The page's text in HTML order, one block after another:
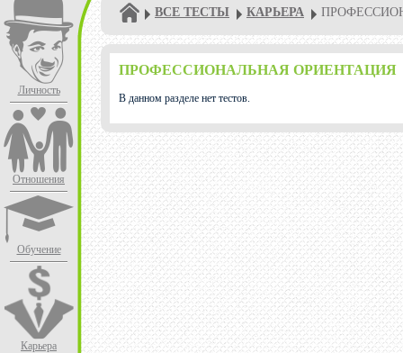
Личность
Отношения
Обучение
Карьера
ВСЕ ТЕСТЫ КАРЬЕРА
ПРОФЕССИОНАЛЬНАЯ ОРИЕНТАЦИЯ
В данном разделе нет тестов.